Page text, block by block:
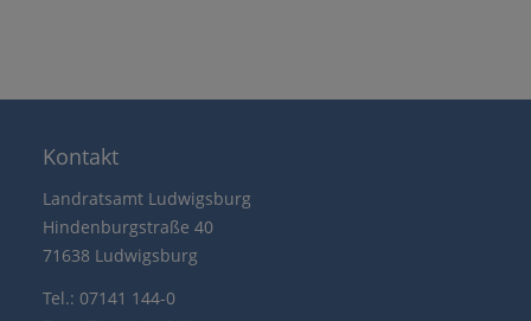
Kontakt
Landratsamt Ludwigsburg
Hindenburgstraße 40
71638 Ludwigsburg
Tel.: 07141 144-0